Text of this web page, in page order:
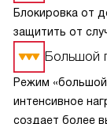
Блокировка от
защитить от
Большой
Режим
интенсивное
создает более